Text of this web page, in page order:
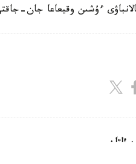
ءۇشىن وقيعاعا جان-